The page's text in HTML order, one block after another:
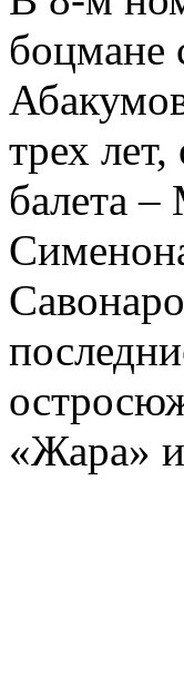
боцмане
трех
балета
«Жара»